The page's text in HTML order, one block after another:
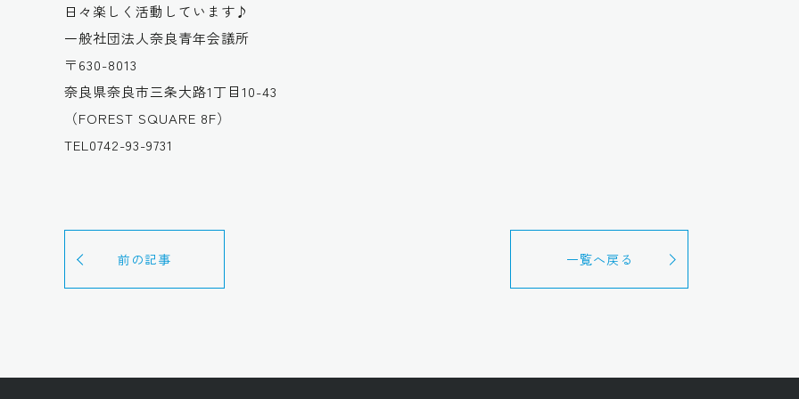
日々楽しく活動しています♪
一般社団法人奈良青年会議所
〒630-8013
奈良県奈良市三条大路1丁目10-43
（FOREST SQUARE 8F）
TEL0742-93-9731
前の記事 一覧へ戻る